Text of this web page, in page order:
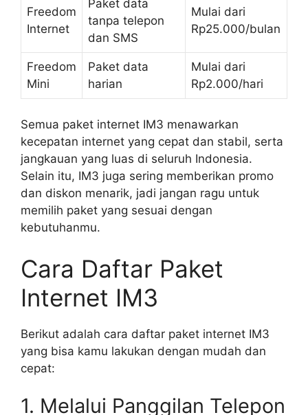
Freedom
Internet
Paket data
tanpa telepon
dan SMS
Mulai dari
Rp25.000/bulan
Freedom
Mini
Paket data
harian
Mulai dari
Rp2.000/hari
Semua paket internet IM3 menawarkan
kecepatan internet yang cepat dan stabil, serta
jangkauan yang luas di seluruh Indonesia.
Selain itu, IM3 juga sering memberikan promo
dan diskon menarik, jadi jangan ragu untuk
memilih paket yang sesuai dengan
kebutuhanmu.
Cara Daftar Paket
Internet IM3
Berikut adalah cara daftar paket internet IM3
yang bisa kamu lakukan dengan mudah dan
cepat:
1. Melalui Panggilan Telepon